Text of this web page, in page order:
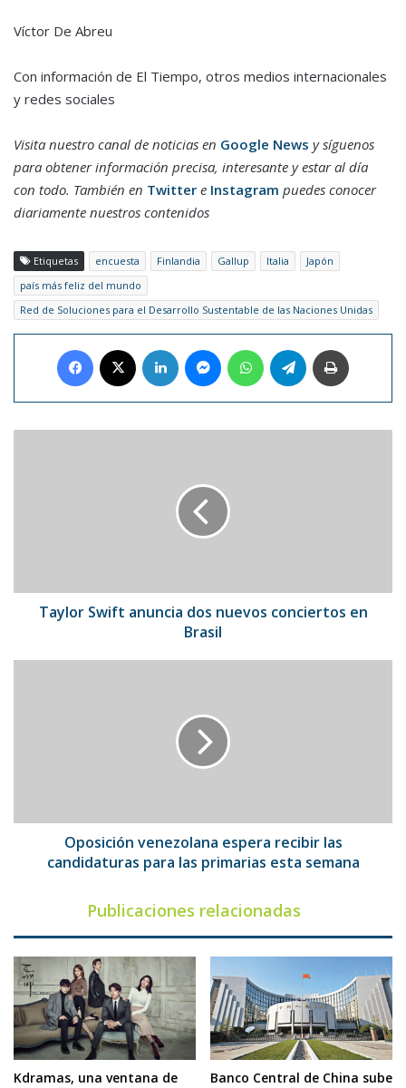
Víctor De Abreu
Con información de El Tiempo, otros medios internacionales
y redes sociales
Visita nuestro canal de noticias en Google News y síguenos
para obtener información precisa, interesante y estar al día
con todo. También en Twitter e Instagram puedes conocer
diariamente nuestros contenidos
Etiquetas encuesta Finlandia Gallup Italia
Japón
país más feliz del mundo
Red de Soluciones para el Desarrollo Sustentable de las Naciones Unidas
Facebook LinkedIn MessengerWhatsAppTelegram
Taylor Swift anuncia dos nuevos conciertos en
Brasil
primarias
semana
Oposición venezolana espera recibir las
candidaturas para las primarias esta semana
Publicaciones relacionadas
Kdramas, una ventana de
Banco Central de China sube